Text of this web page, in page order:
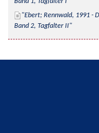
Ebert; Rennwald, 1991 -
Band 2, Tagfalter II